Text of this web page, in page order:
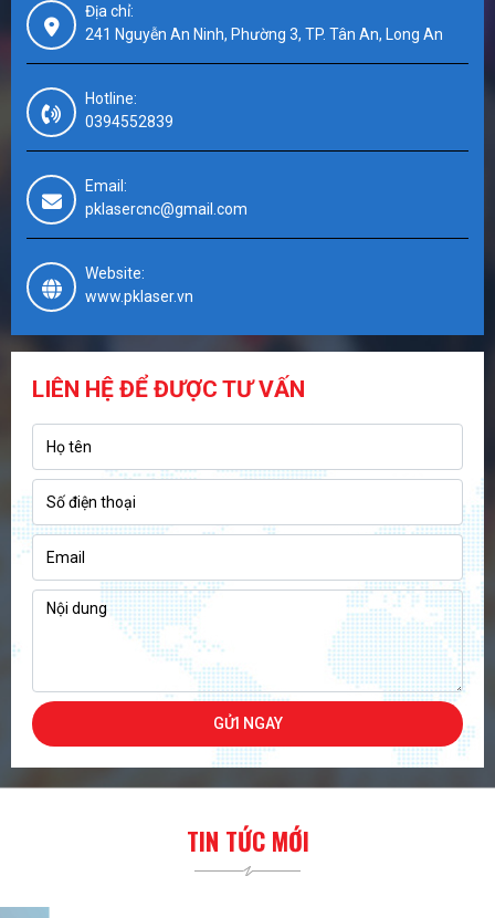
Địa chỉ:
241 Nguyễn An Ninh, Phường 3, TP. Tân An, Long An
Hotline:
0394552839
Email:
pklasercnc@gmail.com
Website:
www.pklaser.vn
LIÊN HỆ ĐỂ ĐƯỢC TƯ VẤN
TIN TỨC MỚI